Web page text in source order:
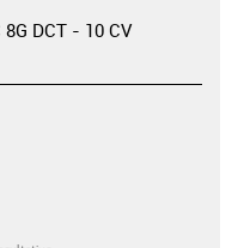
8G DCT - 10 CV